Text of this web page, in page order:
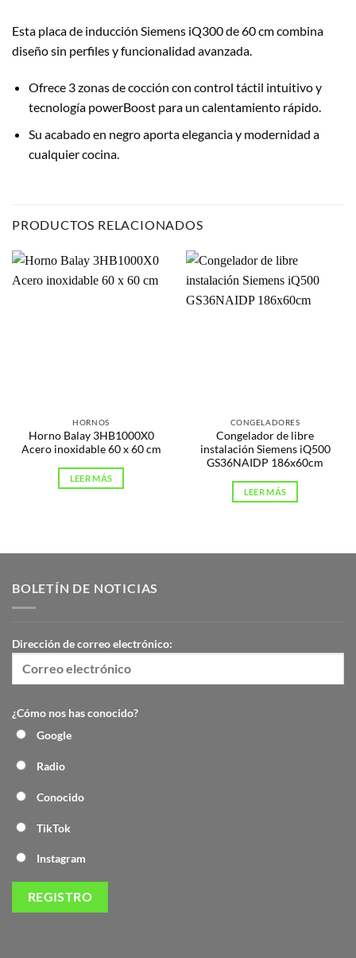
Esta placa de inducción Siemens iQ300 de 60 cm combina
diseño sin perfiles y funcionalidad avanzada.
Ofrece 3 zonas de cocción con control táctil intuitivo y
tecnología powerBoost para un calentamiento rápido.
Su acabado en negro aporta elegancia y modernidad a
cualquier cocina.
PRODUCTOS RELACIONADOS
HORNOS
Horno Balay 3HB1000X0
Acero inoxidable 60 x 60 cm
LEER MÁS
CONGELADORES
Congelador de libre
instalación Siemens iQ500
GS36NAIDP 186x60cm
LEER MÁS
BOLETÍN DE NOTICIAS
Dirección de correo electrónico:
¿Cómo nos has conocido?
Google
Radio
Conocido
TikTok
Instagram